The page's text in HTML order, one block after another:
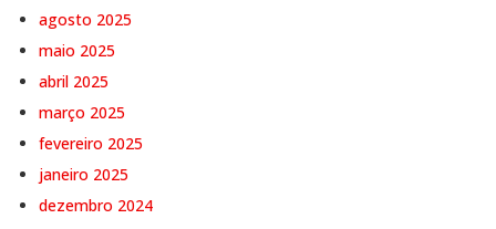
agosto 2025
maio 2025
abril 2025
março 2025
fevereiro 2025
janeiro 2025
dezembro 2024